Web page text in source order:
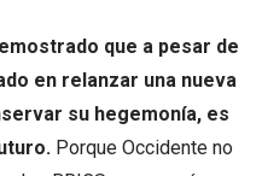
que a pesar de
en relanzar una nueva
su hegemonía, es
Porque Occidente no